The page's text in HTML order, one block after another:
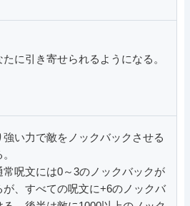
に引き寄せられるようになる。
強い力で敵をノックバックさせる
常呪文には0～3のノックバックが
が、すべての呪文に+6のノックバ